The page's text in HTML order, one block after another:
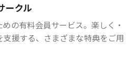
ークル
の有料会員サービス。楽しく・
援する、さまざまな特典をご用